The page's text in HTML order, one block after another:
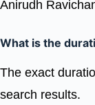
Anirudh
What is the
The exact
search results.